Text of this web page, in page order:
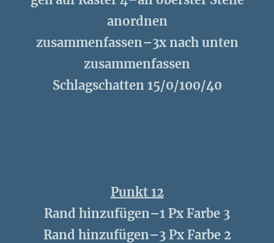
anordnen
zusammenfassen–3x nach unten
zusammenfassen
Schlagschatten 15/0/100/40
Punkt 12
Rand hinzufügen–1 Px Farbe 3
Rand hinzufügen–3 Px Farbe 2